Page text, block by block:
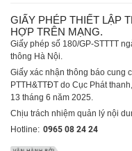
GIẤY PHÉP THIẾT LẬP
HỢP TRÊN MẠNG.
Giấy phép số 180/GP-STTTT
thông Hà Nội.
Giấy xác nhận thông báo cung
PTTH&TTĐT do Cục Phát
13 tháng 6 năm 2025.
Chịu trách nhiệm quản lý nội
Hotline: 0965 08 24 24